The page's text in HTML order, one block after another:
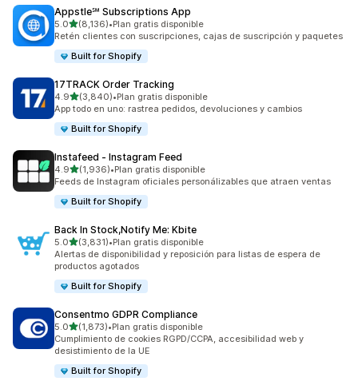
Appstle℠ Subscriptions App
5.0de 5 estrellas
(8,136)
8136 reseñas en total
•Plan gratis disponible
Retén clientes con suscripciones, cajas de suscripción y paquetes
Built for Shopify
17TRACK Order Tracking
4.9de 5 estrellas
(3,840)
3840 reseñas en total
•Plan gratis disponible
App todo en uno: rastrea pedidos, devoluciones y cambios
Built for Shopify
Instafeed ‑ Instagram Feed
4.9de 5 estrellas
(1,936)
1936 reseñas en total
•Plan gratis disponible
Feeds de Instagram oficiales personálizables que atraen ventas
Built for Shopify
Back In Stock,Notify Me: Kbite
5.0de 5 estrellas
(3,831)
3831 reseñas en total
•Plan gratis disponible
Alertas de disponibilidad y reposición para listas de espera de
productos agotados
Built for Shopify
Consentmo GDPR Compliance
5.0de 5 estrellas
(1,873)
1873 reseñas en total
•Plan gratis disponible
Cumplimiento de cookies RGPD/CCPA, accesibilidad web y
desistimiento de la UE
Built for Shopify